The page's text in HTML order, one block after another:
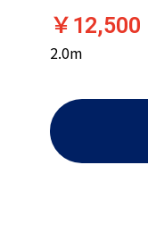
￥12,500
2.0m